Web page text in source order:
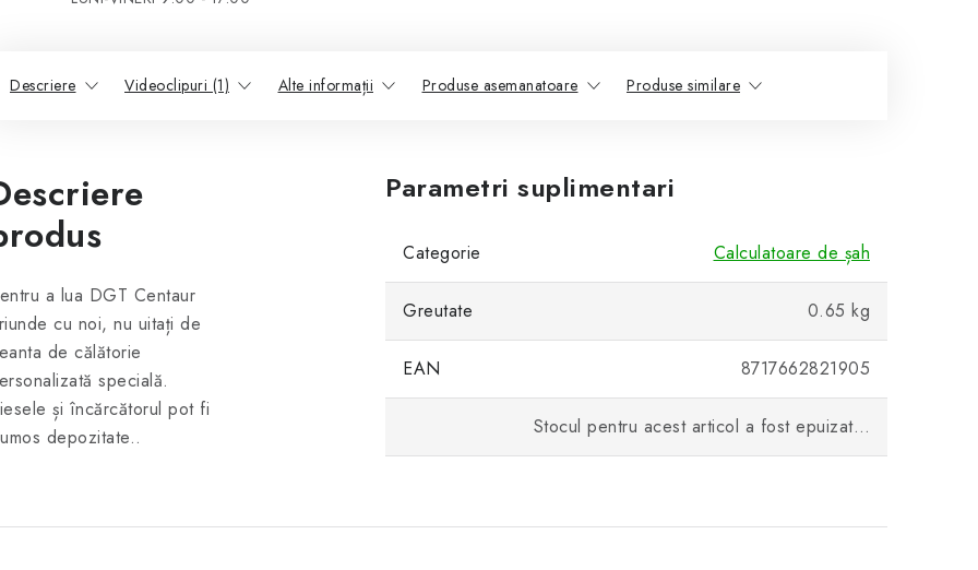
Descriere Videoclipuri (1) Alte informații Produse asemanatoare Produse similare
a lua DGT Centaur
cu noi, nu uitați de
de călătorie
specială.
și încărcătorul pot fi
depozitate..
Parametri suplimentari
Categorie Calculatoare de șah
Greutate 0.65 kg
EAN 8717662821905
Stocul pentru acest articol a fost epuizat…